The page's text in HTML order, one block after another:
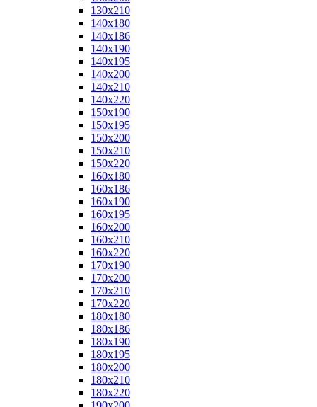
130x210
140x180
140x186
140x190
140x195
140x200
140x210
140x220
150x190
150x195
150x200
150x210
150x220
160x180
160x186
160x190
160x195
160x200
160x210
160x220
170x190
170x200
170x210
170x220
180x180
180x186
180x190
180x195
180x200
180x210
180x220